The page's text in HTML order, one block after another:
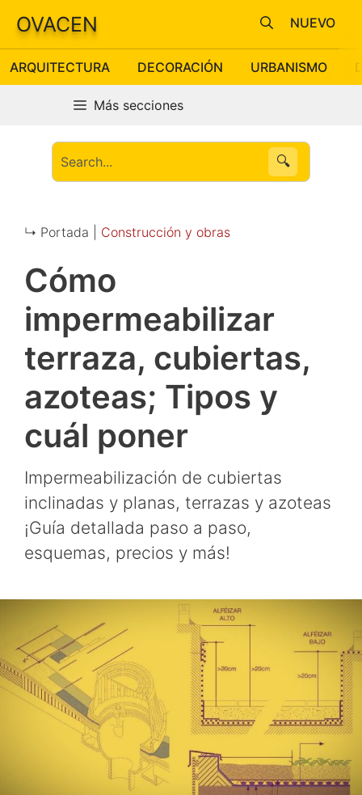
Saltar
contenido
OVACEN
ARQUITECTURA DECORACIÓN URBANISMO
NUEVO
Más secciones
🔍
↳ Portada | Construcción y obras
Cómo
impermeabilizar
terraza, cubiertas,
azoteas; Tipos y
cuál poner
Impermeabilización de cubiertas
inclinadas y planas, terrazas y azoteas
¡Guía detallada paso a paso,
esquemas, precios y más!